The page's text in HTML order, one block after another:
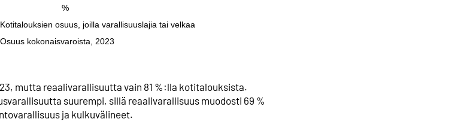
mutta reaalivarallisuutta vain 81 %:lla kotitalouksista.
suurempi, sillä reaalivarallisuus muodosti 69 %
ja kulkuvälineet.